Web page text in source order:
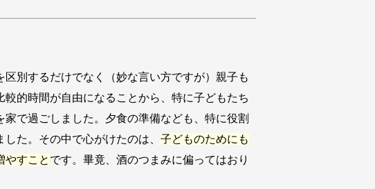
別するだけでなく（妙な言い方ですが）親子も
較的時間が自由になることから、特に子どもたち
で過ごしました。夕食の準備なども、特に役割
た。その中で心がけたのは、 子どものためにも
やすこと です。畢竟、酒のつまみに偏ってはおり